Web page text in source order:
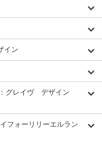
イン
グレイヴ デザイン
フォーリリーエルラン